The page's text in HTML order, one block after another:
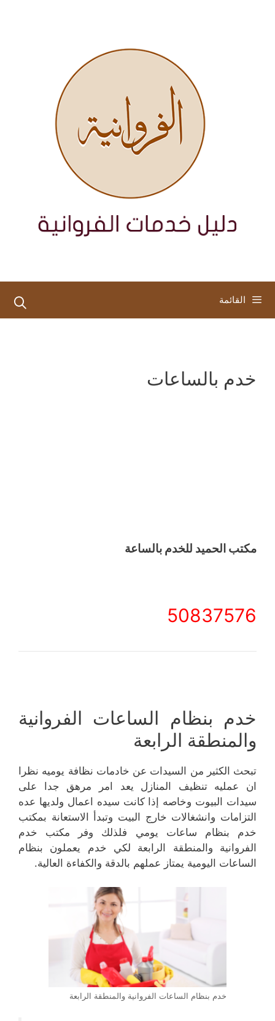
القائمة
خدم بالساعات
مكتب الحميد للخدم بالساعة
50837576
خدم بنظام الساعات الفروانية
والمنطقة الرابعة
تبحث الكثير من السيدات عن خادمات نظافة يوميه نظرا
ان عمليه تنظيف المنازل يعد امر مرهق جدا على
سيدات البيوت وخاصه إذا كانت سيده اعمال ولديها عده
التزامات وانشغالات خارج البيت وتبدأ الاستعانة بمكتب
خدم بنظام ساعات يومي فلذلك وفر مكتب خدم
الفروانية والمنطقة الرابعة لكي خدم يعملون بنظام
الساعات اليومية يمتاز عملهم بالدقة والكفاءة العالية.
خدم بنظام الساعات الفروانية والمنطقة الرابعة